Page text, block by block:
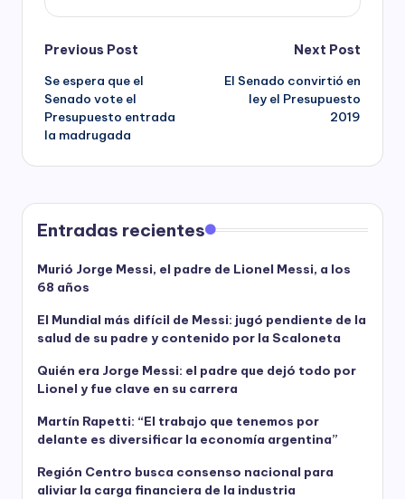
Post
navigation
Previous Post
Se espera que el
Senado vote el
Presupuesto entrada
la madrugada
Next Post
El Senado convirtió en
ley el Presupuesto
2019
Entradas recientes
Murió Jorge Messi, el padre de Lionel Messi, a los
68 años
El Mundial más difícil de Messi: jugó pendiente de la
salud de su padre y contenido por la Scaloneta
Quién era Jorge Messi: el padre que dejó todo por
Lionel y fue clave en su carrera
Martín Rapetti: “El trabajo que tenemos por
delante es diversificar la economía argentina”
Región Centro busca consenso nacional para
aliviar la carga financiera de la industria